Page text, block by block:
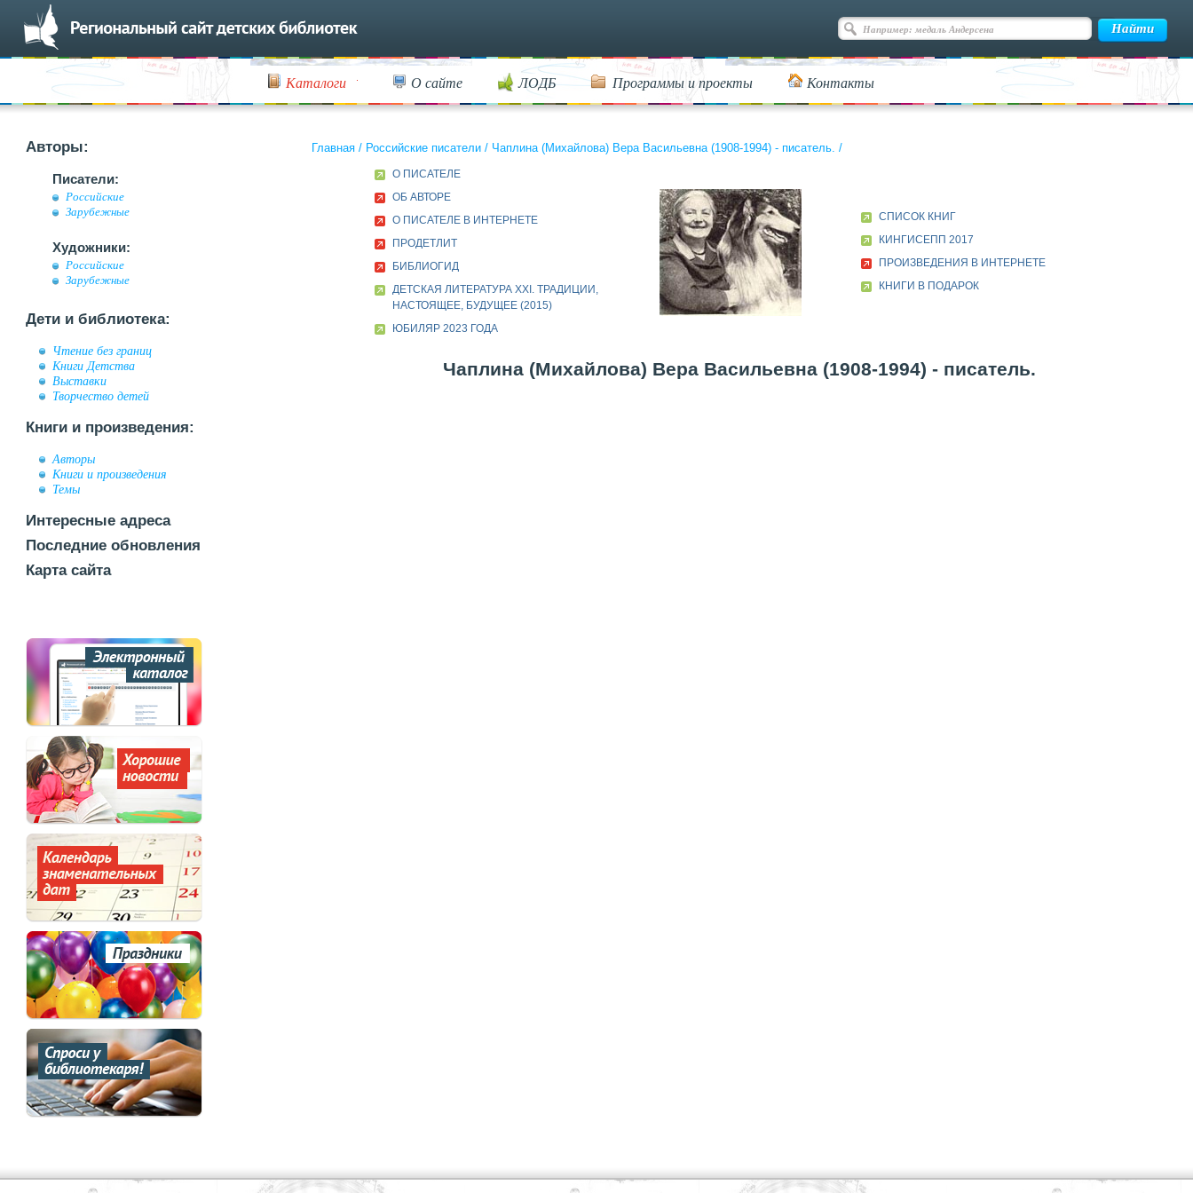
Каталоги О сайте ЛОДБ Программы и проекты Контакты
Авторы:
Писатели:
Российские
Зарубежные
Художники:
Российские
Зарубежные
Дети и библиотека:
Чтение без границ
Книги Детства
Выставки
Творчество детей
Книги и произведения:
Авторы
Книги и произведения
Темы
Интересные адреса
Последние обновления
Карта сайта
Главная / Российские писатели / Чаплина (Михайлова) Вера Васильевна (1908-1994) - писатель. /
О ПИСАТЕЛЕ
ОБ АВТОРЕ
О ПИСАТЕЛЕ В ИНТЕРНЕТЕ
ПРОДЕТЛИТ
БИБЛИОГИД
ДЕТСКАЯ ЛИТЕРАТУРА XXI. ТРАДИЦИИ,
НАСТОЯЩЕЕ, БУДУЩЕЕ (2015)
ЮБИЛЯР 2023 ГОДА
СПИСОК КНИГ
КИНГИСЕПП 2017
ПРОИЗВЕДЕНИЯ В ИНТЕРНЕТЕ
КНИГИ В ПОДАРОК
Чаплина (Михайлова) Вера Васильевна (1908-1994) - писатель.